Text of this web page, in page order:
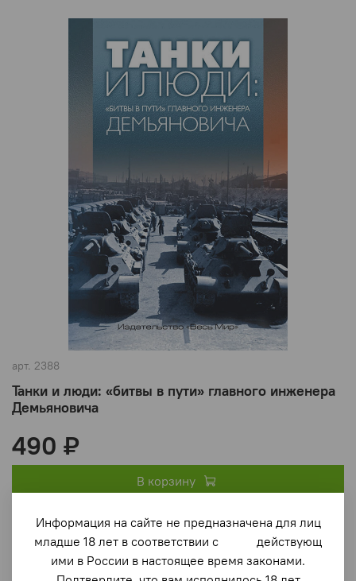
арт. 2388
Танки и люди: «битвы в пути» главного инженера
Демьяновича
(0) В избранное
490 ₽
В корзину
Информация на сайте не предназначена для лиц
младше 18 лет в соответствии с действующ
ими в России в настоящее время законами.